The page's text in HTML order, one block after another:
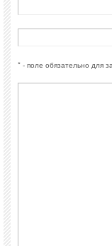
* - поле обязательно для